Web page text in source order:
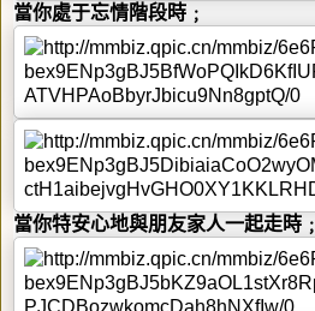
當你處于忘情階段時﹔
當你特安心地與朋友家人一起走時﹔